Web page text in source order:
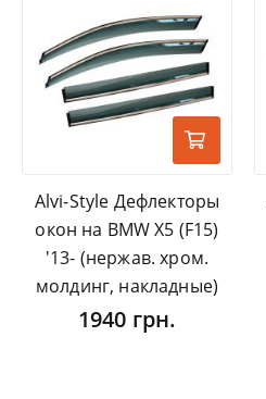
Alvi-Style Дефлекторы
окон на BMW X5 (F15)
'13- (нержав. хром.
молдинг, накладные)
1940 грн.